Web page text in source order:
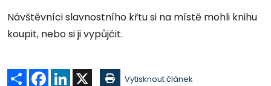
Návštěvníci slavnostního křtu si na místě mohli knihu
koupit, nebo si ji vypůjčit.
Sdílet Facebook
LinkedIn Vytisknout článek